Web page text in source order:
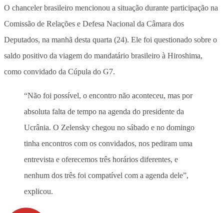
O chanceler brasileiro mencionou a situação durante participação na
Comissão de Relações e Defesa Nacional da Câmara dos
Deputados, na manhã desta quarta (24). Ele foi questionado sobre o
saldo positivo da viagem do mandatário brasileiro à Hiroshima,
como convidado da Cúpula do G7.
“Não foi possível, o encontro não aconteceu, mas por
absoluta falta de tempo na agenda do presidente da
Ucrânia. O Zelensky chegou no sábado e no domingo
tinha encontros com os convidados, nos pediram uma
entrevista e oferecemos três horários diferentes, e
nenhum dos três foi compatível com a agenda dele”,
explicou.